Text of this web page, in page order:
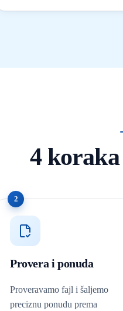
4 koraka
2
Provera i ponuda
Proveravamo fajl i šaljemo
preciznu ponudu prema